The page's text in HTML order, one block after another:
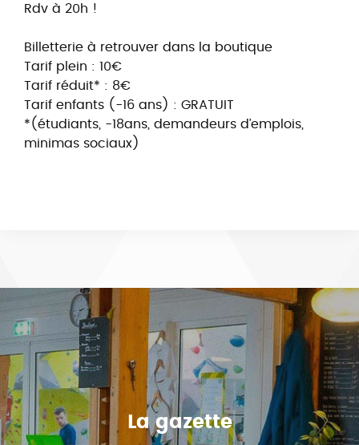
Rdv à 20h !
Billetterie à retrouver dans la boutique
Tarif plein : 10€
Tarif réduit* : 8€
Tarif enfants (-16 ans) : GRATUIT
*(étudiants, -18ans, demandeurs d’emplois,
minimas sociaux)
La gazette